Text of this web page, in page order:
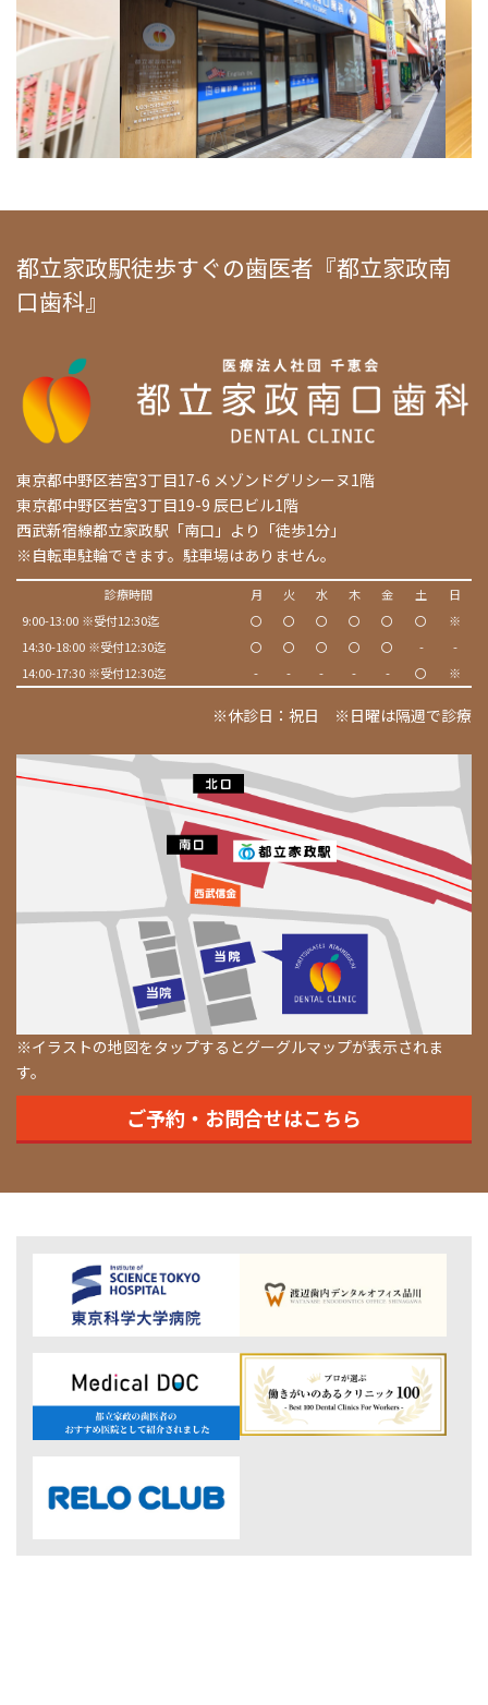
都立家政駅徒歩すぐの歯医者『都立家政南
口歯科』
東京都中野区若宮3丁目17-6 メゾンドグリシーヌ1階
東京都中野区若宮3丁目19-9 辰巳ビル1階
西武新宿線都立家政駅「南口」より「徒歩1分」
※自転車駐輪できます。駐車場はありません。
診療時間 月 火 水 木 金 土
日
9:00-13:00 ※受付12:30迄
〇 〇 〇 〇 〇 〇
※
14:30-18:00 ※受付12:30迄
〇 〇 〇 〇 〇 -
-
14:00-17:30 ※受付12:30迄
- - - - - 〇 ※
※休診日：祝日 ※日曜は隔週で診療
※イラストの地図をタップするとグーグルマップが表示されま
す。
ご予約・お問合せはこちら